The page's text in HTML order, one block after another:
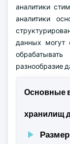
аналитики
аналитики
данных могут
разнообразие
Основные
хранилищ